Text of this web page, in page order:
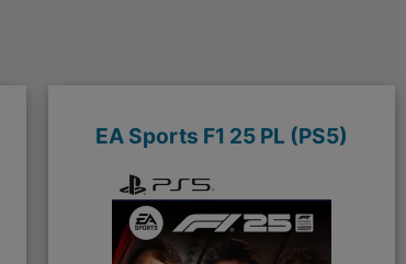
EA Sports F1 25 PL (PS5)